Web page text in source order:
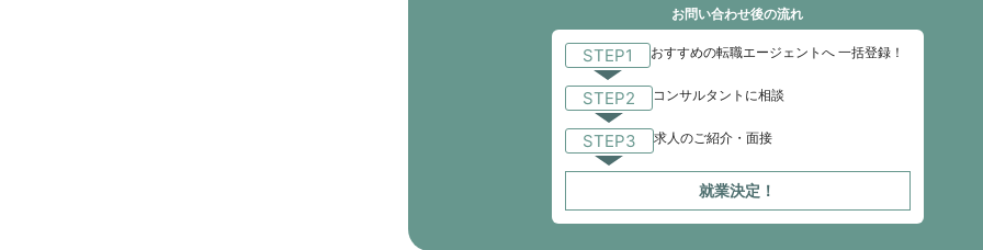
お問い合わせ後の流れ
STEP1 おすすめの転職エージェントへ 一括登録！
STEP2 コンサルタントに相談
STEP3 求人のご紹介・面接
就業決定！